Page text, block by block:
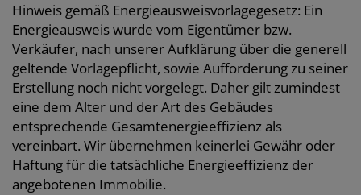
Hinweis gemäß Energieausweisvorlagegesetz: Ein
Energieausweis wurde vom Eigentümer bzw.
Verkäufer, nach unserer Aufklärung über die generell
geltende Vorlagepflicht, sowie Aufforderung zu seiner
Erstellung noch nicht vorgelegt. Daher gilt zumindest
eine dem Alter und der Art des Gebäudes
entsprechende Gesamtenergieeffizienz als
vereinbart. Wir übernehmen keinerlei Gewähr oder
Haftung für die tatsächliche Energieeffizienz der
angebotenen Immobilie.